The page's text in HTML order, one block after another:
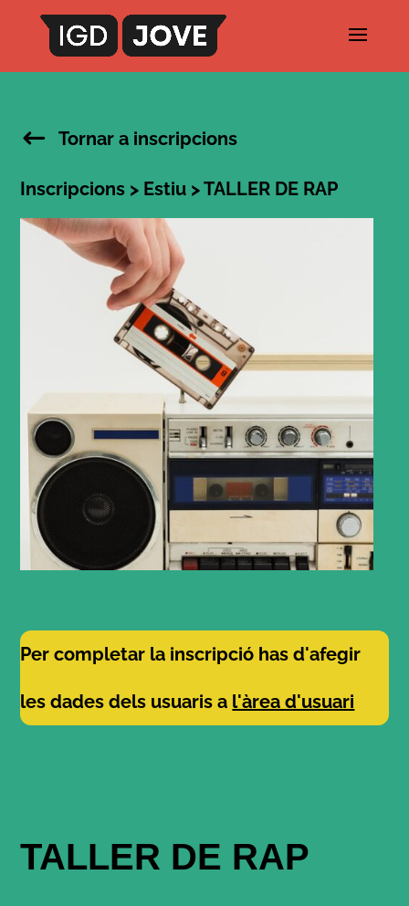
Tornar a inscripcions
Inscripcions > Estiu > TALLER DE RAP
Per completar la inscripció has d'afegir
les dades dels usuaris a l'àrea d'usuari
TALLER DE RAP